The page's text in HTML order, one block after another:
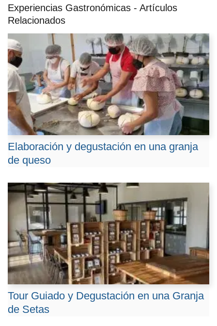
c
e
o
k
i
t
a
t
A
p
p
a
i
p
k
i
Experiencias Gastronómicas - Artículos
Relacionados
Elaboración y degustación en una granja
de queso
Tour Guiado y Degustación en una Granja
de Setas